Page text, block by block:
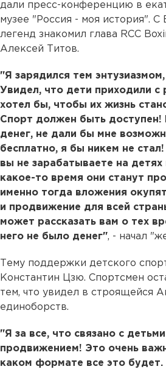
дали пресс-конференцию в
музее "Россия - моя история". С
легенд знакомил глава RCC
Алексей Титов.
"Я зарядился тем
Увидел, что дети приходили с
хотел бы, чтобы их жизнь
Спорт должен быть доступен!
денег, не дали бы мне
бесплатно, я бы никем не
вы не зарабатываете на детях
какое-то время они станут
именно тогда вложения
и продвижение для всей
может рассказать вам о тех
него не было денег", - начал
Тему поддержки детского
Константин Цзю. Спортсмен
тем, что увидел в строящейся
единоборств.
"Я за все, что связано с
продвижением! Это очень
каком формате все это будет.